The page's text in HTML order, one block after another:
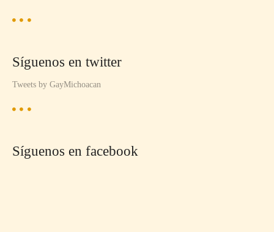
Síguenos en twitter
Tweets by GayMichoacan
Síguenos en facebook